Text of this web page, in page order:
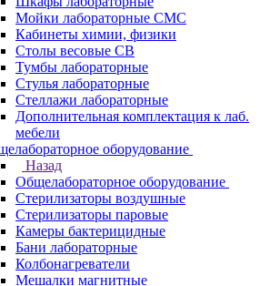
Мойки лабораторные СМС
Кабинеты химии, физики
Столы весовые СВ
Тумбы лабораторные
Стулья лабораторные
Стеллажи лабораторные
Дополнительная комплектация к лаб.
мебели
оборудование
Назад
Общелабораторное оборудование
Стерилизаторы воздушные
Стерилизаторы паровые
Камеры бактерицидные
Бани лабораторные
Колбонагреватели
Мешалки магнитные